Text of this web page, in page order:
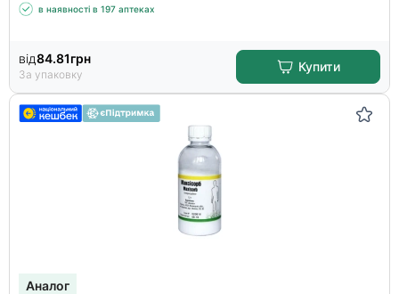
в наявності в 197 аптеках
від84.81грн
За упаковку
Купити
Аналог